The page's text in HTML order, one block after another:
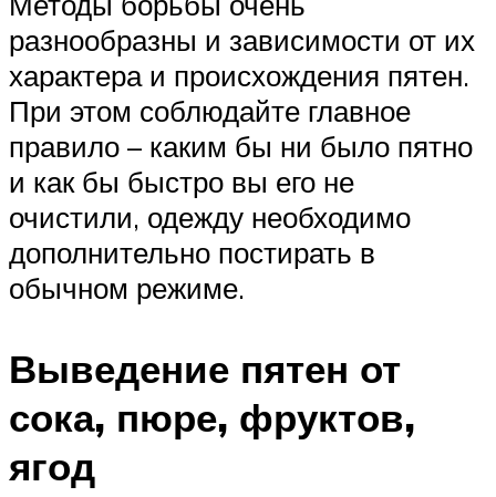
разнообразны и зависимости от их
характера и происхождения пятен.
При этом соблюдайте главное
правило – каким бы ни было пятно
и как бы быстро вы его не
очистили, одежду необходимо
дополнительно постирать в
обычном режиме.
Выведение пятен от
сока, пюре, фруктов,
ягод